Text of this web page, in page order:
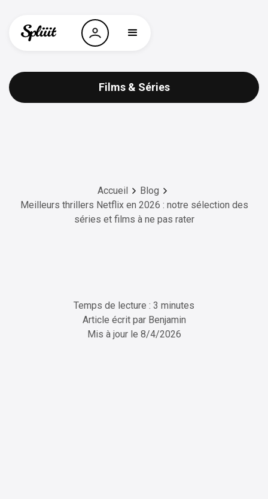
Films & Séries
Accueil
Blog
Meilleurs thrillers Netflix en 2026 : notre sélection des
séries et films à ne pas rater
Temps de lecture : 3 minutes
Article écrit par Benjamin
Mis à jour le 8/4/2026